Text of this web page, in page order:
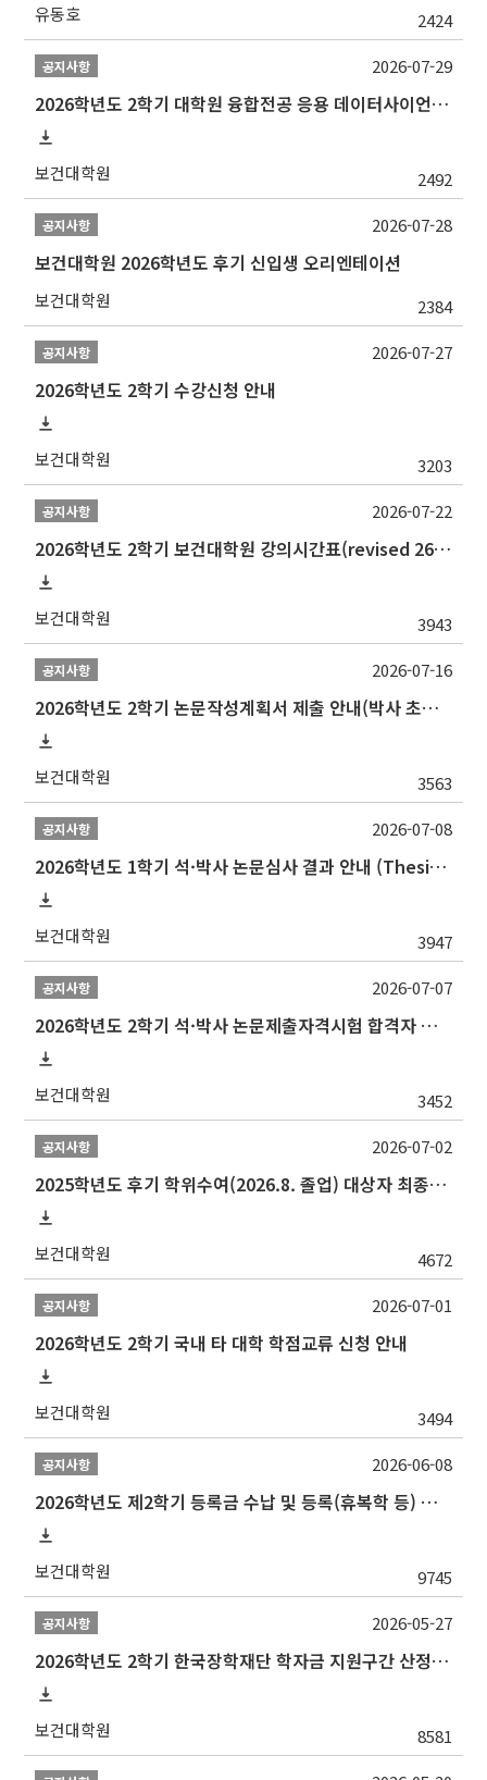
유동호 2424
공지사항
2026학년도 2학기 대학원 융합전공 응용 데이터사이언스 선발 계획 알림
보건대학원 2492
2026-07-29
공지사항
보건대학원 2026학년도 후기 신입생 오리엔테이션
보건대학원 2384
2026-07-28
공지사항
2026학년도 2학기 수강신청 안내
보건대학원 3203
2026-07-27
공지사항
2026학년도 2학기 보건대학원 강의시간표(revised 260803)(2026 2nd SEMESTER SNU GSPH TIMETABLE)
보건대학원 3943
2026-07-22
공지사항
2026학년도 2학기 논문작성계획서 제출 안내(박사 초심 일정 포함)_Thesis Proposal
보건대학원 3563
2026-07-16
공지사항
2026학년도 1학기 석·박사 논문심사 결과 안내 (Thesis Defense Result)
보건대학원 3947
2026-07-08
공지사항
2026학년도 2학기 석·박사 논문제출자격시험 합격자 공고(TSQ Exam Result)
보건대학원 3452
2026-07-07
공지사항
2025학년도 후기 학위수여(2026.8. 졸업) 대상자 최종인준 논문 제출 안내
보건대학원 4672
2026-07-02
공지사항
2026학년도 2학기 국내 타 대학 학점교류 신청 안내
보건대학원 3494
2026-07-01
공지사항
2026학년도 제2학기 등록금 수납 및 등록(휴복학 등) 일정 안내
보건대학원 9745
2026-06-08
공지사항
2026학년도 2학기 한국장학재단 학자금 지원구간 산정 신청 안내
보건대학원 8581
2026-05-27